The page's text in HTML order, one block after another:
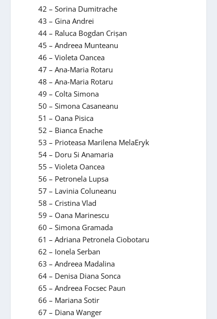
42 – Sorina Dumitrache
43 – Gina Andrei
44 – Raluca Bogdan Crişan
45 – Andreea Munteanu
46 – Violeta Oancea
47 – Ana-Maria Rotaru
48 – Ana-Maria Rotaru
49 – Colta Simona
50 – Simona Casaneanu
51 – Oana Pisica
52 – Bianca Enache
53 – Prioteasa Marilena MelaEryk
54 – Doru Si Anamaria
55 – Violeta Oancea
56 – Petronela Lupsa
57 – Lavinia Coluneanu
58 – Cristina Vlad
59 – Oana Marinescu
60 – Simona Gramada
61 – Adriana Petronela Ciobotaru
62 – Ionela Serban
63 – Andreea Madalina
64 – Denisa Diana Sonca
65 – Andreea Focsec Paun
66 – Mariana Sotir
67 – Diana Wanger